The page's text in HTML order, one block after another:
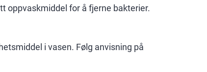
oppvaskmiddel for å fjerne bakterier.
i vasen. Følg anvisning på